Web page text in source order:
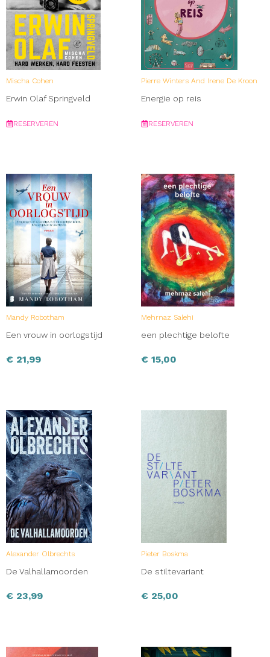
Mischa Cohen
Erwin Olaf Springveld
RESERVEREN
Pierre Winters And Irene De Kroon
Energie op reis
RESERVEREN
Mandy Robotham
Een vrouw in oorlogstijd
€ 21,99
Mehrnaz Salehi
een plechtige belofte
€ 15,00
Alexander Olbrechts
De Valhallamoorden
€ 23,99
Pieter Boskma
De stiltevariant
€ 25,00